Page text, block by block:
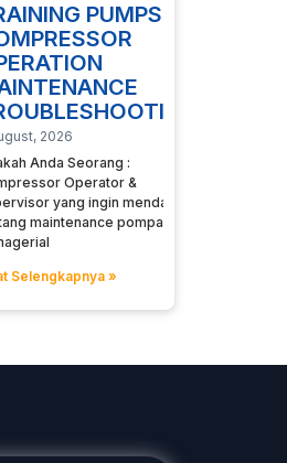
PUMPS
2026
Anda Seorang :
Operator &
yang ingin mendalami
maintenance pompa
Selengkapnya »